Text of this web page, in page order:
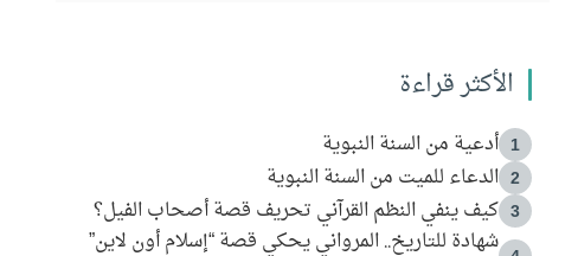
الأكثر قراءة
1 أدعية من السنة النبوية
2 الدعاء للميت من السنة النبوية
3 كيف ينفي النظم القرآني تحريف قصة أصحاب الفيل؟
شهادة للتاريخ.. المرواني يحكي قصة “إسلام أون لاين”